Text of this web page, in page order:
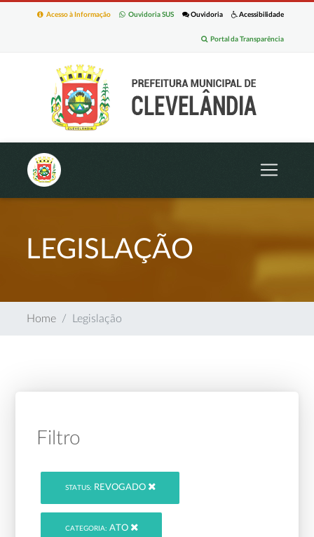
Acessibilidade
Ouvidoria
Ouvidoria SUS
Acesso à Informação
Portal da Transparência
LEGISLAÇÃO
Home Legislação
Filtro
STATUS: REVOGADO
CATEGORIA: ATO